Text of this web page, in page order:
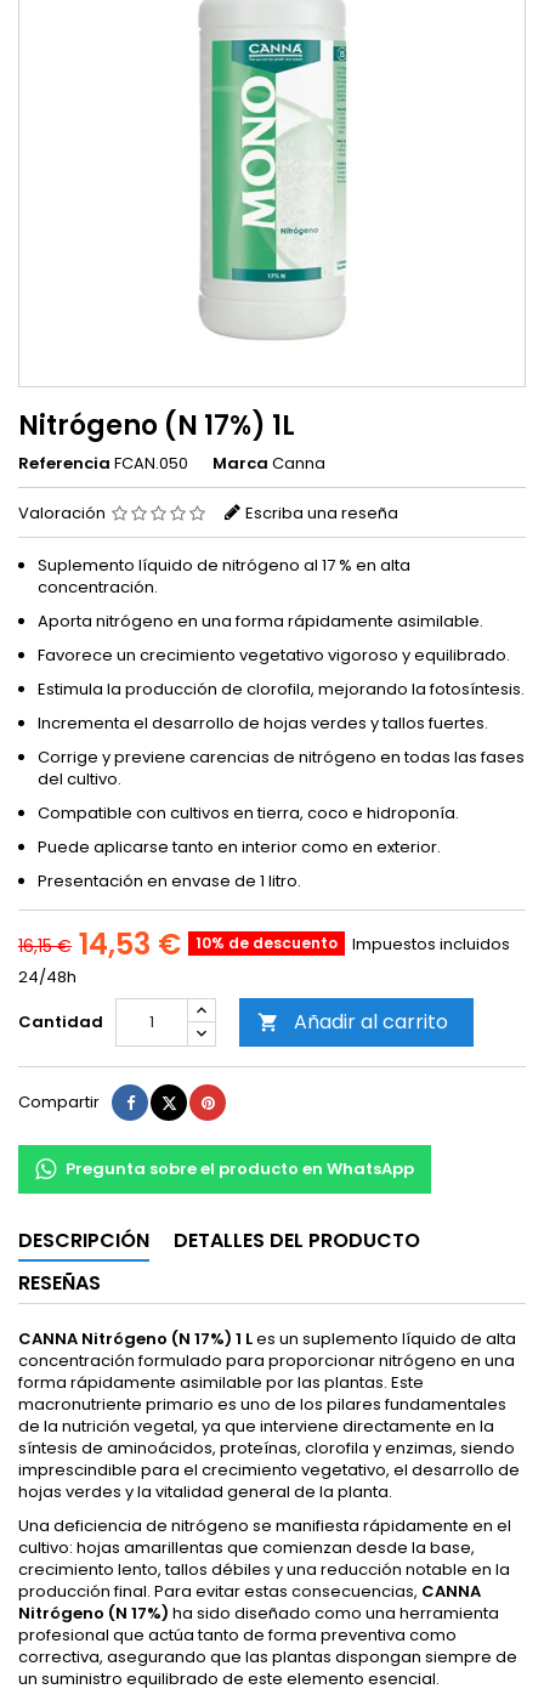
Nitrógeno (N 17%) 1L
Referencia FCAN.050 Marca Canna
Valoración Escriba una reseña
Suplemento líquido de nitrógeno al 17 % en alta
concentración.
Aporta nitrógeno en una forma rápidamente asimilable.
Favorece un crecimiento vegetativo vigoroso y equilibrado.
Estimula la producción de clorofila, mejorando la fotosíntesis.
Incrementa el desarrollo de hojas verdes y tallos fuertes.
Corrige y previene carencias de nitrógeno en todas las fases
del cultivo.
Compatible con cultivos en tierra, coco e hidroponía.
Puede aplicarse tanto en interior como en exterior.
Presentación en envase de 1 litro.
16,15 € 14,53 € 10% de descuento
Impuestos incluidos
24/48h
Cantidad
 Añadir al carrito
Compartir Compartir
TuitearPinterest
Pregunta sobre el producto en WhatsApp
DESCRIPCIÓN
DETALLES DEL PRODUCTO
RESEÑAS
CANNA Nitrógeno (N 17%) 1 Les un suplemento líquido de alta
concentración formulado para proporcionar nitrógeno en una
forma rápidamente asimilable por las plantas. Este
macronutriente primario es uno de los pilares fundamentales
de la nutrición vegetal, ya que interviene directamente en la
síntesis de aminoácidos, proteínas, clorofila y enzimas, siendo
imprescindible para el crecimiento vegetativo, el desarrollo de
hojas verdes y la vitalidad general de la planta.
Una deficiencia de nitrógeno se manifiesta rápidamente en el
cultivo: hojas amarillentas que comienzan desde la base,
crecimiento lento, tallos débiles y una reducción notable en la
producción final. Para evitar estas consecuencias, CANNA
Nitrógeno (N 17%) ha sido diseñado como una herramienta
profesional que actúa tanto de forma preventiva como
correctiva, asegurando que las plantas dispongan siempre de
un suministro equilibrado de este elemento esencial.